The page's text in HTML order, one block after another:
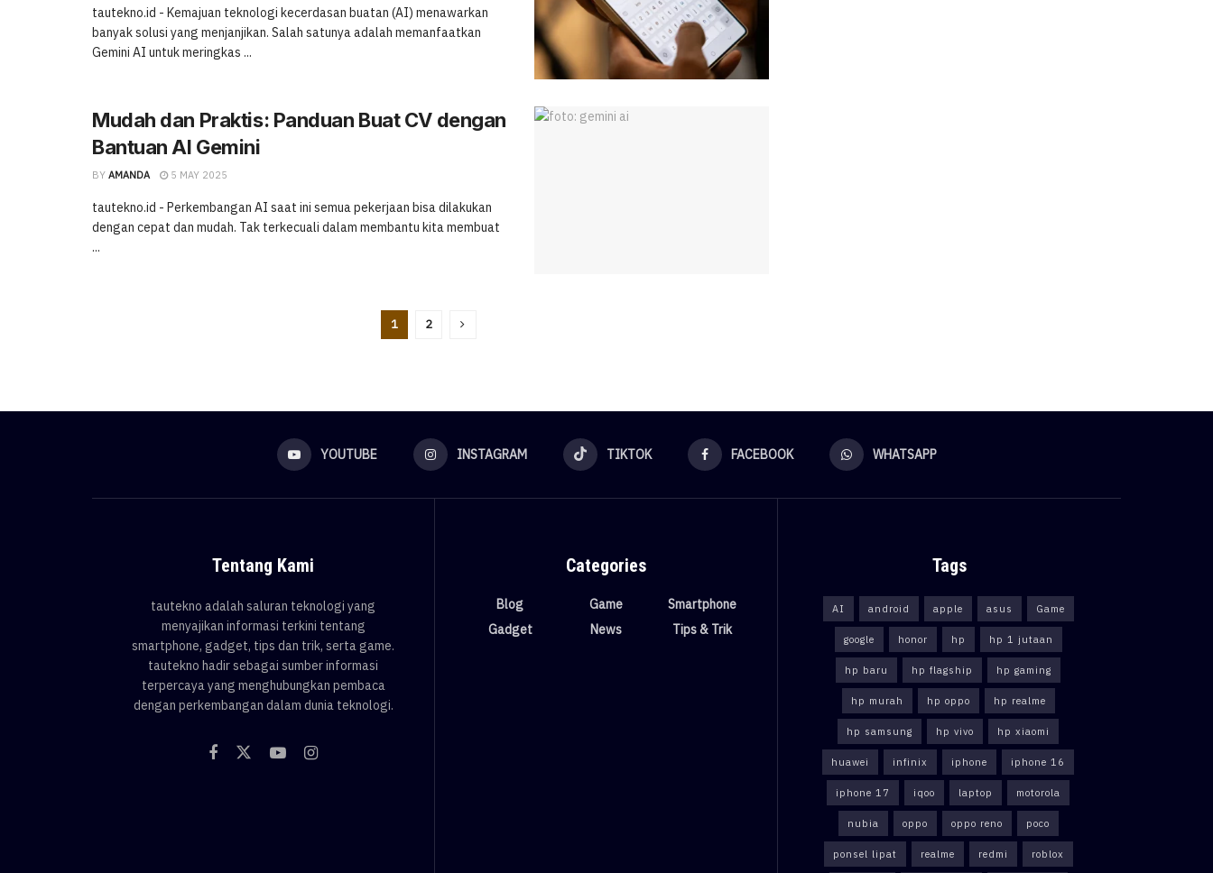
tautekno.id - Kemajuan teknologi kecerdasan buatan (AI) menawarkan
banyak solusi yang menjanjikan. Salah satunya adalah memanfaatkan
Gemini AI untuk meringkas ...
Mudah dan Praktis: Panduan Buat CV dengan
Bantuan AI Gemini
BY AMANDA 5 MAY 2025
tautekno.id - Perkembangan AI saat ini semua pekerjaan bisa dilakukan
dengan cepat dan mudah. Tak terkecuali dalam membantu kita membuat
...
1 2
YOUTUBE INSTAGRAM TIKTOK FACEBOOK WHATSAPP
Tentang Kami
tautekno adalah saluran teknologi yang
menyajikan informasi terkini tentang
smartphone, gadget, tips dan trik, serta game.
tautekno hadir sebagai sumber informasi
terpercaya yang menghubungkan pembaca
dengan perkembangan dalam dunia teknologi.
Categories
Blog
Gadget
Game
News
Smartphone
Tips & Trik
Tags
AI android apple asus Game
google honor hp hp 1 jutaan
hp baru hp flagship hp gaming
hp murah hp oppo hp realme
hp samsung hp vivo hp xiaomi
huawei infinix iphone iphone 16
iphone 17 iqoo laptop motorola
nubia oppo oppo reno poco
ponsel lipat realme redmi roblox